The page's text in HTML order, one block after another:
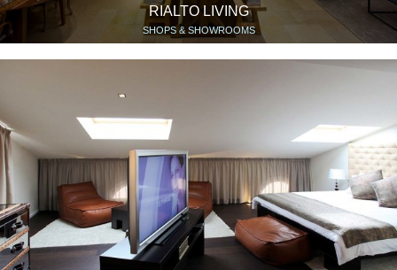
RIALTO LIVING
SHOPS & SHOWROOMS